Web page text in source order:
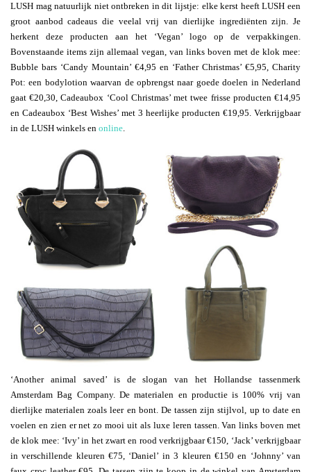
LUSH mag natuurlijk niet ontbreken in dit lijstje: elke kerst heeft LUSH een
groot aanbod cadeaus die veelal vrij van dierlijke ingrediënten zijn. Je
herkent deze producten aan het ‘Vegan’ logo op de verpakkingen.
Bovenstaande items zijn allemaal vegan, van links boven met de klok mee:
Bubble bars ‘Candy Mountain’ €4,95 en ‘Father Christmas’ €5,95, Charity
Pot: een bodylotion waarvan de opbrengst naar goede doelen in Nederland
gaat €20,30, Cadeaubox ‘Cool Christmas’ met twee frisse producten €14,95
en Cadeaubox ‘Best Wishes’ met 3 heerlijke producten €19,95. Verkrijgbaar
in de LUSH winkels en online.
‘Another animal saved’ is de slogan van het Hollandse tassenmerk
Amsterdam Bag Company. De materialen en productie is 100% vrij van
dierlijke materialen zoals leer en bont. De tassen zijn stijlvol, up to date en
voelen en zien er net zo mooi uit als luxe leren tassen. Van links boven met
de klok mee: ‘Ivy’ in het zwart en rood verkrijgbaar €150, ‘Jack’ verkrijgbaar
in verschillende kleuren €75, ‘Daniel’ in 3 kleuren €150 en ‘Johnny’ van